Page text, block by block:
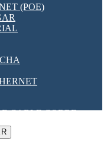
[VDF]
(POE)
CABLE COBRE